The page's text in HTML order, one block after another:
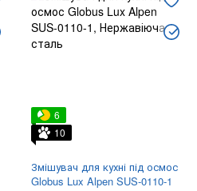
6
10
Змішувач для кухні під осмос
Globus Lux Alpen SUS-0110-1